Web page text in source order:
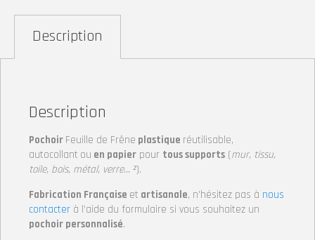
Description
Description
Pochoir Feuille de Frêne plastique réutilisable,
autocollant ou en papier pour tous supports (mur, tissu,
toile, bois, métal, verre… ²).
Fabrication Française et artisanale, n’hésitez pas à nous
contacter à l’aide du formulaire si vous souhaitez un
pochoir personnalisé.